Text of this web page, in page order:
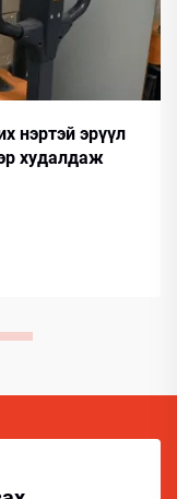
нэртэй эрүүл
худалдаж